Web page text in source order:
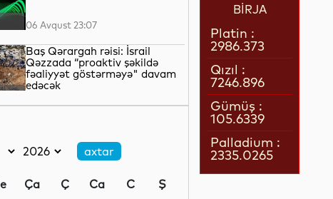
06 Avqust 23:07
Baş Qərargah rəisi: İsrail
Qəzzada “proaktiv şəkildə
fəaliyyət göstərməyə" davam
edəcək
Ça Ç Ca C
Ş
BİRJA
Platin :
2986.373
Qızıl :
7246.896
Gümüş :
105.6339
Palladium :
2335.0265